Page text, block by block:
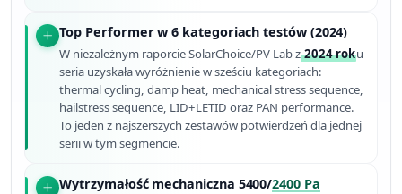
Top Performer w 6 kategoriach testów (2024)
W niezależnym raporcie SolarChoice/PV Lab z2024 roku
seria uzyskała wyróżnienie w sześciu kategoriach:
thermal cycling, damp heat, mechanical stress sequence,
hailstress sequence, LID+LETID oraz PAN performance.
To jeden z najszerszych zestawów potwierdzeń dla jednej
serii w tym segmencie.
Wytrzymałość mechaniczna 5400/2400 Pa